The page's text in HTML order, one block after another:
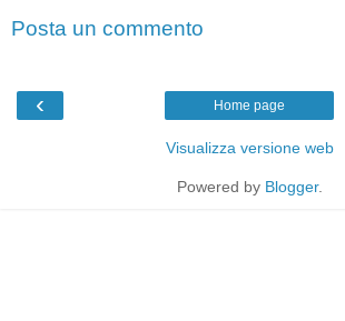
Posta un commento
‹ Home page
Visualizza versione web
Powered by Blogger.